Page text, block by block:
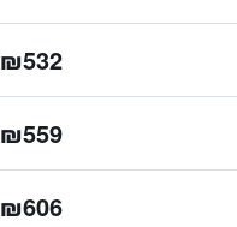
₪532
₪559
₪606